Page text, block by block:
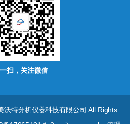
扫，关注微信
沃特分析仪器科技有限公司 All Rights